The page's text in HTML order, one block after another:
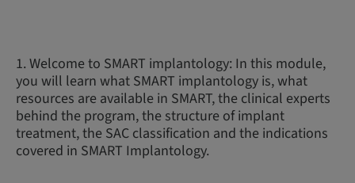
1. Welcome to SMART implantology: In this module,
you will learn what SMART implantology is, what
resources are available in SMART, the clinical experts
behind the program, the structure of implant
treatment, the SAC classification and the indications
covered in SMART Implantology.